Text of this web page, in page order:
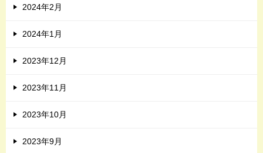
2024年2月
2024年1月
2023年12月
2023年11月
2023年10月
2023年9月